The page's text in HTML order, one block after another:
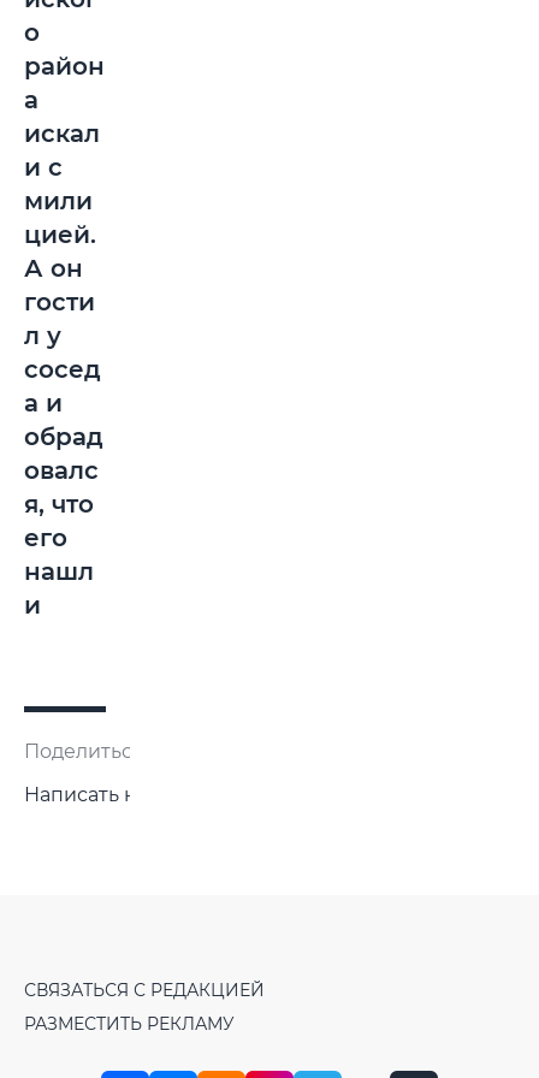
о
район
а
искал
и с
мили
цией.
А он
гости
л у
сосед
а и
обрад
овалс
я, что
его
нашл
и
Поделиться:
Написать нам
СВЯЗАТЬСЯ С РЕДАКЦИЕЙ
РАЗМЕСТИТЬ РЕКЛАМУ